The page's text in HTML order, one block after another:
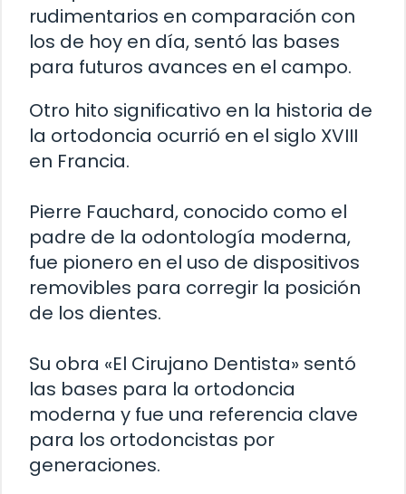
rudimentarios en comparación con
los de hoy en día, sentó las bases
para futuros avances en el campo.
Otro hito significativo en la historia de
la ortodoncia ocurrió en el siglo XVIII
en Francia.
Pierre Fauchard, conocido como el
padre de la odontología moderna,
fue pionero en el uso de dispositivos
removibles para corregir la posición
de los dientes.
Su obra «El Cirujano Dentista» sentó
las bases para la ortodoncia
moderna y fue una referencia clave
para los ortodoncistas por
generaciones.